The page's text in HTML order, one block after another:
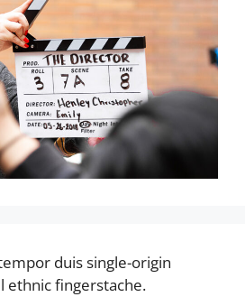
duis single-origin
ethnic fingerstache.